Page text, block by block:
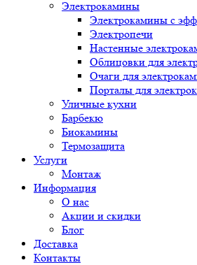
Электрокамины
Электрокамины с
Электропечи
Настенные
Облицовки для
Очаги для
Порталы для
Уличные кухни
Барбекю
Биокамины
Термозащита
Услуги
Монтаж
Информация
О нас
Акции и скидки
Блог
Доставка
Контакты